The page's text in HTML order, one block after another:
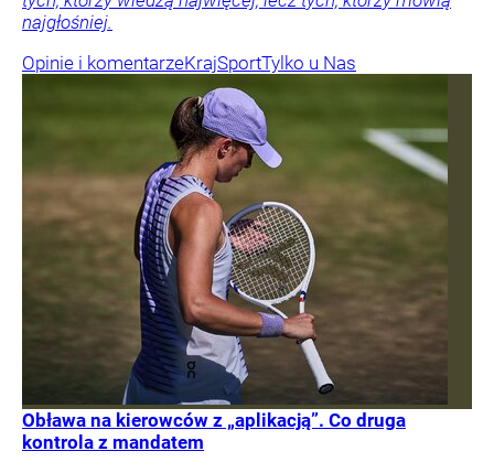
najgłośniej.
Opinie i komentarzeKrajSportTylko u Nas
Obława na kierowców z „aplikacją”. Co druga
kontrola z mandatem